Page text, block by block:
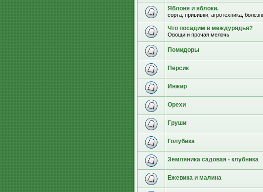
Яблоня и яблоки.
сорта, прививки, агротехника,
Что посадим в междурядья?
Овощи и прочая мелочь
Помидоры
Персик
Инжир
Орехи
Груши
Голубика
Земляника садовая - клубника
Ежевика и малина